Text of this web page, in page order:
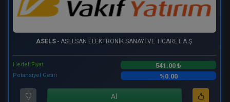
ASELS- ASELSAN ELEKTRONİK SANAYİ VE TİCARET A.Ş.
Hedef Fiyat 541.00 ₺
Potansiyel Getiri %0.00
Al